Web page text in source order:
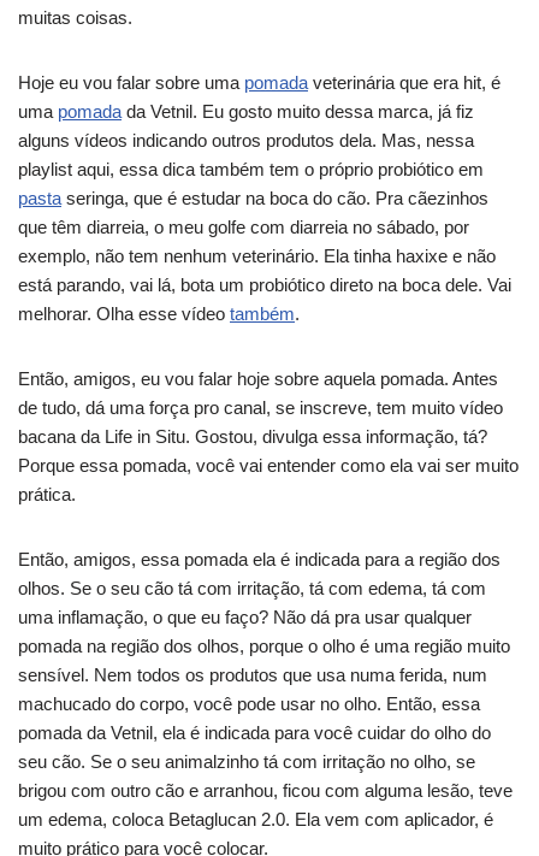
muitas coisas.
Hoje eu vou falar sobre uma pomada veterinária que era hit, é
uma pomada da Vetnil. Eu gosto muito dessa marca, já fiz
alguns vídeos indicando outros produtos dela. Mas, nessa
playlist aqui, essa dica também tem o próprio probiótico em
pasta seringa, que é estudar na boca do cão. Pra cãezinhos
que têm diarreia, o meu golfe com diarreia no sábado, por
exemplo, não tem nenhum veterinário. Ela tinha haxixe e não
está parando, vai lá, bota um probiótico direto na boca dele. Vai
melhorar. Olha esse vídeo também.
Então, amigos, eu vou falar hoje sobre aquela pomada. Antes
de tudo, dá uma força pro canal, se inscreve, tem muito vídeo
bacana da Life in Situ. Gostou, divulga essa informação, tá?
Porque essa pomada, você vai entender como ela vai ser muito
prática.
Então, amigos, essa pomada ela é indicada para a região dos
olhos. Se o seu cão tá com irritação, tá com edema, tá com
uma inflamação, o que eu faço? Não dá pra usar qualquer
pomada na região dos olhos, porque o olho é uma região muito
sensível. Nem todos os produtos que usa numa ferida, num
machucado do corpo, você pode usar no olho. Então, essa
pomada da Vetnil, ela é indicada para você cuidar do olho do
seu cão. Se o seu animalzinho tá com irritação no olho, se
brigou com outro cão e arranhou, ficou com alguma lesão, teve
um edema, coloca Betaglucan 2.0. Ela vem com aplicador, é
muito prático para você colocar.